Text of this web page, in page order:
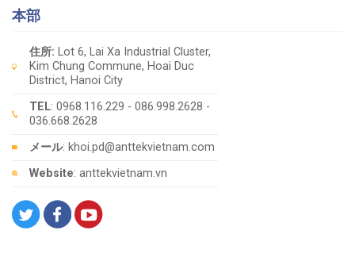
本部
住所: Lot 6, Lai Xa Industrial Cluster,
Kim Chung Commune, Hoai Duc
District, Hanoi City
TEL: 0968.116.229 - 086.998.2628 -
036.668.2628
メール: khoi.pd@anttekvietnam.com
Website: anttekvietnam.vn